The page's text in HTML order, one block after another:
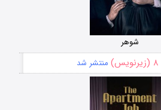
شوهر
۸ (زیرنویس) منتشر شد